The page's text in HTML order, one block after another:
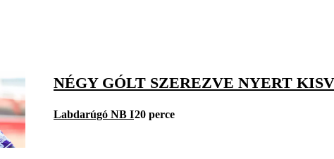
NÉGY GÓLT SZEREZVE NYERT
Labdarúgó NB I20 perce